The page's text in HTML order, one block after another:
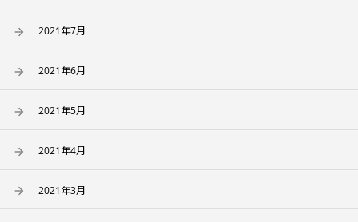
2021年7月
2021年6月
2021年5月
2021年4月
2021年3月